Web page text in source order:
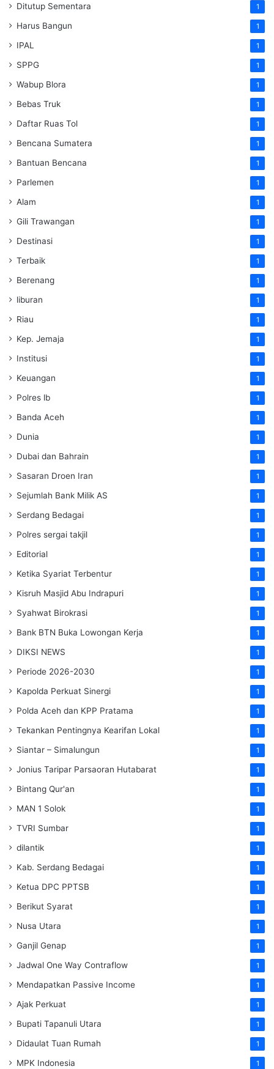
Ditutup Sementara 1
Harus Bangun 1
IPAL 1
SPPG 1
Wabup Blora 1
Bebas Truk 1
Daftar Ruas Tol 1
Bencana Sumatera 1
Bantuan Bencana 1
Parlemen 1
Alam 1
Gili Trawangan 1
Destinasi 1
Terbaik 1
Berenang 1
liburan 1
Riau 1
Kep. Jemaja 1
Institusi 1
Keuangan 1
Polres lb 1
Banda Aceh 1
Dunia 1
Dubai dan Bahrain 1
Sasaran Droen Iran 1
Sejumlah Bank Milik AS 1
Serdang Bedagai 1
Polres sergai takjil 1
Editorial 1
Ketika Syariat Terbentur 1
Kisruh Masjid Abu Indrapuri 1
Syahwat Birokrasi 1
Bank BTN Buka Lowongan Kerja 1
DIKSI NEWS 1
Periode 2026-2030 1
Kapolda Perkuat Sinergi 1
Polda Aceh dan KPP Pratama 1
Tekankan Pentingnya Kearifan Lokal 1
Siantar – Simalungun 1
Jonius Taripar Parsaoran Hutabarat 1
Bintang Qur'an 1
MAN 1 Solok 1
TVRI Sumbar 1
dilantik 1
Kab. Serdang Bedagai 1
Ketua DPC PPTSB 1
Berikut Syarat 1
Nusa Utara 1
Ganjil Genap 1
Jadwal One Way Contraflow 1
Mendapatkan Passive Income 1
Ajak Perkuat 1
Bupati Tapanuli Utara 1
Didaulat Tuan Rumah 1
MPK Indonesia 1